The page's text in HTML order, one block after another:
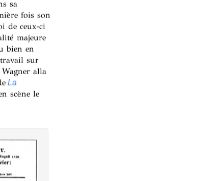
sa
fois son
de ceux-ci
majeure
bien en
sur
alla
La
scène le